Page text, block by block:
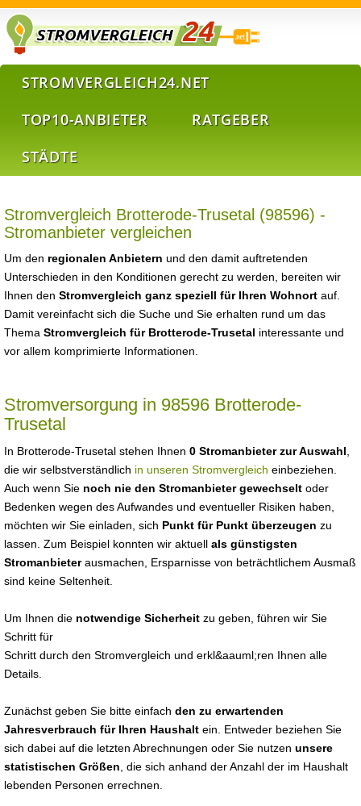
STROMVERGLEICH24.NET
TOP10-ANBIETER
RATGEBER
STÄDTE
Stromvergleich Brotterode-Trusetal (98596) -
Stromanbieter vergleichen
Um den regionalen Anbietern und den damit auftretenden
Unterschieden in den Konditionen gerecht zu werden, bereiten wir
Ihnen den Stromvergleich ganz speziell für Ihren Wohnort auf.
Damit vereinfacht sich die Suche und Sie erhalten rund um das
Thema Stromvergleich für Brotterode-Trusetal interessante und
vor allem komprimierte Informationen.
Stromversorgung in 98596 Brotterode-
Trusetal
In Brotterode-Trusetal stehen Ihnen 0 Stromanbieter zur Auswahl
die wir selbstverständlich in unseren Stromvergleich einbeziehen.
Auch wenn Sie noch nie den Stromanbieter gewechselt oder
Bedenken wegen des Aufwandes und eventueller Risiken haben,
möchten wir Sie einladen, sich Punkt für Punkt überzeugen zu
lassen. Zum Beispiel konnten wir aktuell als günstigsten
Stromanbieterausmachen, Ersparnisse von beträchtlichem Ausmaß
sind keine Seltenheit.
Um Ihnen die notwendige Sicherheit zu geben, führen wir Sie
Schritt für
Schritt durch den Stromvergleich und erkl&aauml;ren Ihnen alle
Details.
Zunächst geben Sie bitte einfach den zu erwartenden
Jahresverbrauch für Ihren Haushalt ein. Entweder beziehen Sie
sich dabei auf die letzten Abrechnungen oder Sie nutzen unsere
statistischen Größen , die sich anhand der Anzahl der im Haushalt
lebenden Personen errechnen.